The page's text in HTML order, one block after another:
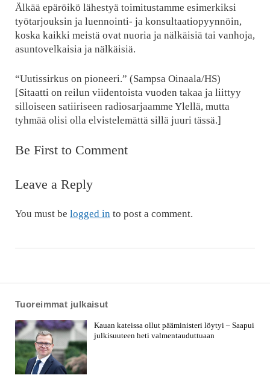
Älkää epäröikö lähestyä toimitustamme esimerkiksi
työtarjouksin ja luennointi- ja konsultaatiopyynnöin,
koska kaikki meistä ovat nuoria ja nälkäisiä tai vanhoja,
asuntovelkaisia ja nälkäisiä.
“Uutissirkus on pioneeri.” (Sampsa Oinaala/HS)
[Sitaatti on reilun viidentoista vuoden takaa ja liittyy
silloiseen satiiriseen radiosarjaamme Ylellä, mutta
tyhmää olisi olla elvistelemättä sillä juuri tässä.]
Be First to Comment
Leave a Reply
You must be logged in to post a comment.
Tuoreimmat julkaisut
Kauan kateissa ollut pääministeri löytyi – Saapui
julkisuuteen heti valmentauduttuaan